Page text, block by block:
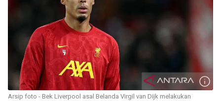
Arsip foto - Bek Liverpool asal Belanda Virgil van Dijk melakukan